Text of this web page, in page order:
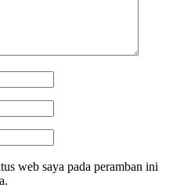
web saya pada peramban ini